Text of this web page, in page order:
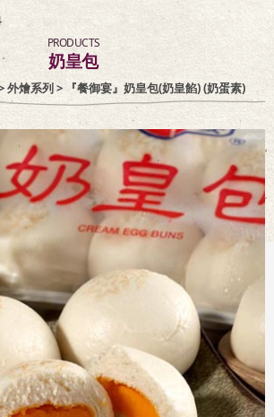
PRODUCTS
奶皇包
外燴系列> 『餐御宴』奶皇包(奶皇餡) (奶蛋素)